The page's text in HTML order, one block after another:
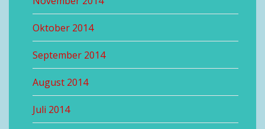
Oktober 2014
September 2014
August 2014
Juli 2014